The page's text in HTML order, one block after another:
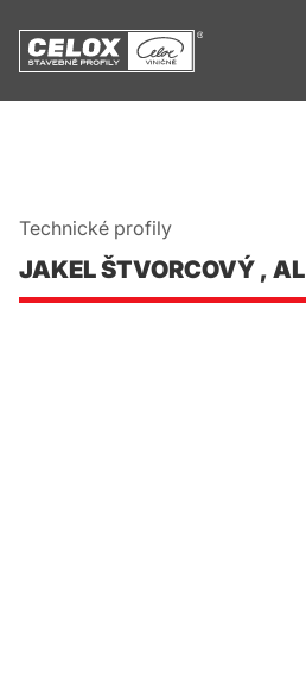
Technické profily
JAKEL ŠTVORCOVÝ , AL